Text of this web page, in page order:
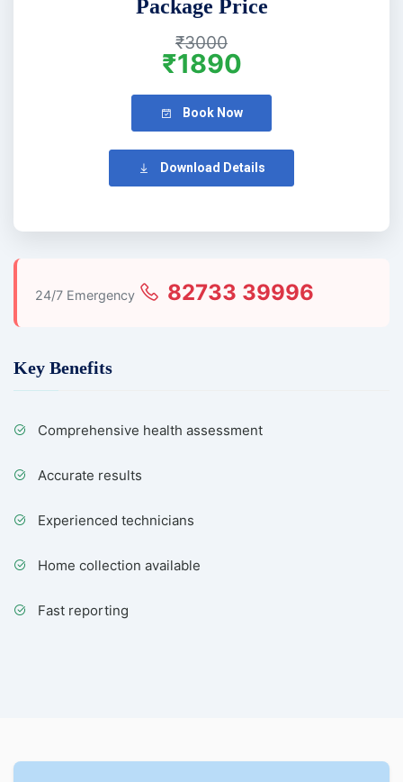
Package Price
₹3000
₹1890
Book Now
Download Details
24/7 Emergency 82733 39996
Key Benefits
Comprehensive health assessment
Accurate results
Experienced technicians
Home collection available
Fast reporting